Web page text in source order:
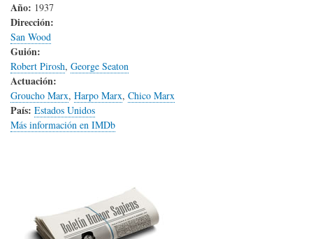
Año: 1937
Dirección:
San Wood
Guión:
Robert Pirosh, George Seaton
Actuación:
Groucho Marx, Harpo Marx, Chico Marx
País: Estados Unidos
Más información en IMDb